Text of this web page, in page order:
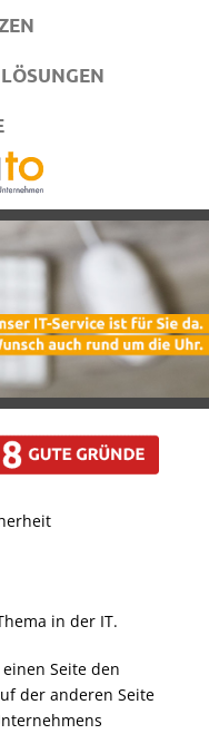
LÖSUNGEN
in der IT.
Seite den
der anderen Seite